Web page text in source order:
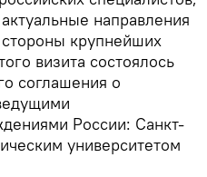
направления
крупнейших
визита состоялось
соглашения о
России: Санкт-
университетом